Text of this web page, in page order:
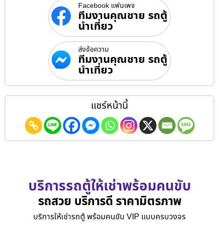
Facebook แฟนเพจ
ทีมงานคุณชาย รถตู้
นำเที่ยว
ส่งข้อความ
ทีมงานคุณชาย รถตู้
นำเที่ยว
แชร์หน้านี้
บริการรถตู้ให้เช่าพร้อมคนขับ
รถสวย บริการดี ราคามิตรภาพ
บริการให้เช่ารถตู้ พร้อมคนขับ VIP แบบครบวงจร